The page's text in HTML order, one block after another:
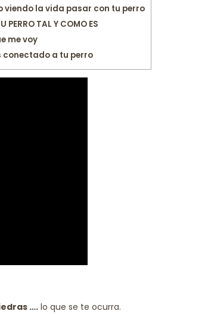
viendo la vida pasar con tu perro
TAL Y COMO ES
me voy
conectado a tu perro
….lo que se te ocurra.